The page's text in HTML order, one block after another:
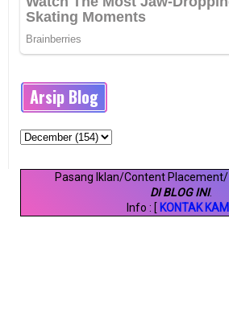
Arsip Blog
Pasang Iklan/Content
DI BLOG INI.
Info : [ KONTAK